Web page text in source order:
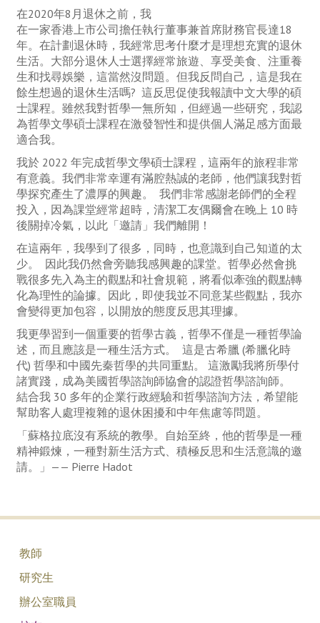
在2020年8月退休之前，我
在一家香港上市公司擔任執行董事兼首席財務官長達18
年。在計劃退休時，我經常思考什麼才是理想充實的退休
生活。大部分退休人士選擇經常旅遊、享受美食、注重養
生和找尋娛樂，這當然沒問題。但我反問自己，這是我在
餘生想過的退休生活嗎? 這反思促使我報讀中文大學的碩
士課程。雖然我對哲學一無所知，但經過一些研究，我認
為哲學文學碩士課程在激發智性和提供個人滿足感方面最
適合我。
我於 2022 年完成哲學文學碩士課程，這兩年的旅程非常
有意義。我們非常幸運有滿腔熱誠的老師，他們讓我對哲
學探究產生了濃厚的興趣。 我們非常感謝老師們的全程
投入，因為課堂經常超時，清潔工友偶爾會在晚上 10 時
後關掉冷氣，以此「邀請」我們離開！
在這兩年，我學到了很多，同時，也意識到自己知道的太
少。 因此我仍然會旁聽我感興趣的課堂。哲學必然會挑
戰很多先入為主的觀點和社會規範，將看似牽強的觀點轉
化為理性的論據。因此，即使我並不同意某些觀點，我亦
會變得更加包容，以開放的態度反思其理據。
我更學習到一個重要的哲學古義，哲學不僅是一種哲學論
述，而且應該是一種生活方式。 這是古希臘 (希臘化時
代) 哲學和中國先秦哲學的共同重點。 這激勵我將所學付
諸實踐，成為美國哲學諮詢師協會的認證哲學諮詢師。
結合我 30 多年的企業行政經驗和哲學諮詢方法，希望能
幫助客人處理複雜的退休困擾和中年焦慮等問題。
「蘇格拉底沒有系統的教學。自始至終，他的哲學是一種
精神鍛煉，一種對新生活方式、積極反思和生活意識的邀
請。」—— Pierre Hadot
教師
研究生
辦公室職員